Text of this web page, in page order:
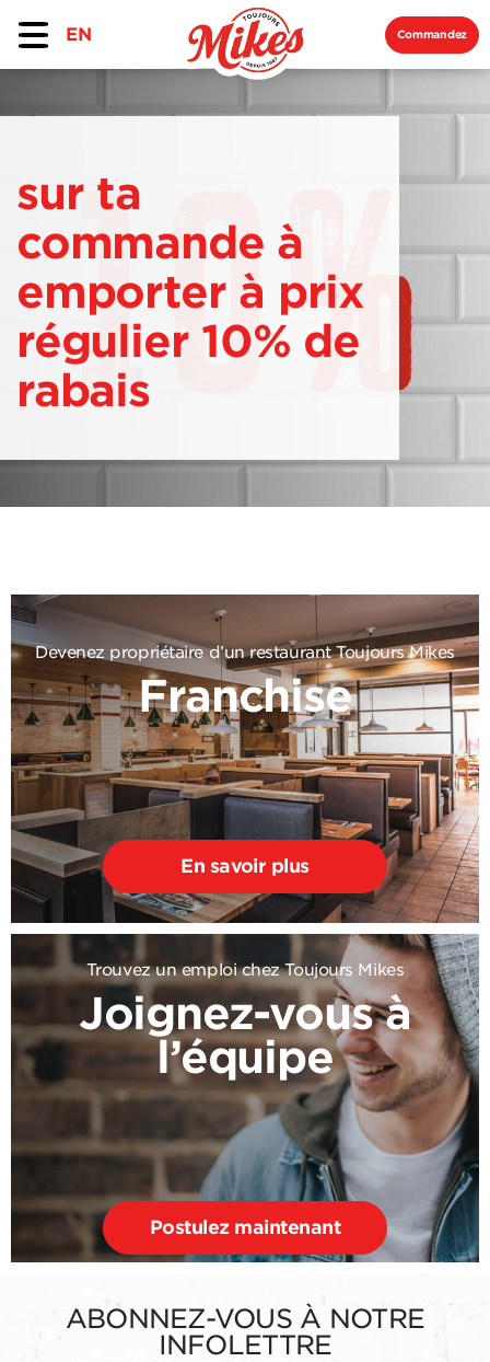
EN Commandez
sur ta
commande à
emporter à prix
régulier 10% de
rabais
Devenez propriétaire d’un restaurant Toujours Mikes
Franchise
En savoir plus
Trouvez un emploi chez Toujours Mikes
Joignez-vous à
l’équipe
Postulez maintenant
ABONNEZ-VOUS À NOTRE
INFOLETTRE